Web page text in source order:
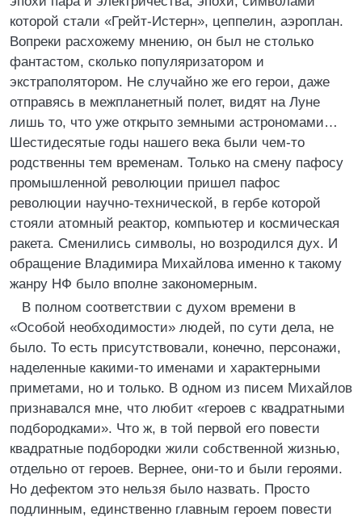
которой стали «Грейт-Истерн», цеппелин, аэроплан.
Вопреки расхожему мнению, он был не столько
фантастом, сколько популяризатором и
экстраполятором. Не случайно же его герои, даже
отправясь в межпланетный полет, видят на Луне
лишь то, что уже открыто земными астрономами…
Шестидесятые годы нашего века были чем-то
родственны тем временам. Только на смену пафосу
промышленной революции пришел пафос
революции научно-технической, в гербе которой
стояли атомный реактор, компьютер и космическая
ракета. Сменились символы, но возродился дух. И
обращение Владимира Михайлова именно к такому
жанру НФ было вполне закономерным.
В полном соответствии с духом времени в
«Особой необходимости» людей, по сути дела, не
было. То есть присутствовали, конечно, персонажи,
наделенные какими-то именами и характерными
приметами, но и только. В одном из писем Михайлов
признавался мне, что любит «героев с квадратными
подбородками». Что ж, в той первой его повести
квадратные подбородки жили собственной жизнью,
отдельно от героев. Вернее, они-то и были героями.
Но дефектом это нельзя было назвать. Просто
подлинным, единственно главным героем повести